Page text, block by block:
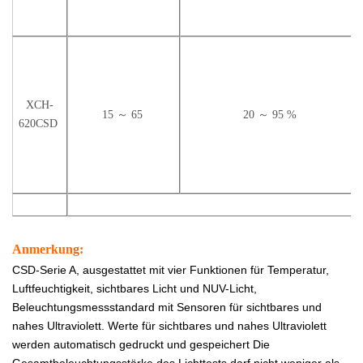
Überhitzungs- und
Überdruckschutz des
Wassermangelschutz.
Abweichung der
oberen Temperatur-
und
Luftfeuchtigkeitsgrenze,
unabhängiger
Übertemperaturalarm.
XCH-
620CSD
15 ～ 65 20 ～ 95 %
Anmerkung:
CSD-Serie A, ausgestattet mit vier Funktionen für Temperatur,
Luftfeuchtigkeit, sichtbares Licht und NUV-Licht,
Beleuchtungsmessstandard mit Sensoren für sichtbares und
nahes Ultraviolett. Werte für sichtbares und nahes Ultraviolett
werden automatisch gedruckt und gespeichert Die